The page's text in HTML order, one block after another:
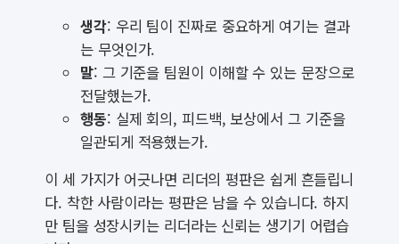
생각: 우리 팀이 진짜로 중요하게 여기는 결과
는 무엇인가.
말: 그 기준을 팀원이 이해할 수 있는 문장으로
전달했는가.
행동: 실제 회의, 피드백, 보상에서 그 기준을
일관되게 적용했는가.
이 세 가지가 어긋나면 리더의 평판은 쉽게 흔들립니
다. 착한 사람이라는 평판은 남을 수 있습니다. 하지
만 팀을 성장시키는 리더라는 신뢰는 생기기 어렵습